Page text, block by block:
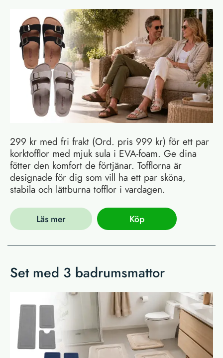
299 kr med fri frakt (Ord. pris 999 kr) för ett par
korktofflor med mjuk sula i EVA-foam. Ge dina
fötter den komfort de förtjänar. Tofflorna är
designade för dig som vill ha ett par sköna,
stabila och lättburna tofflor i vardagen.
Läs mer Köp
Set med 3 badrumsmattor